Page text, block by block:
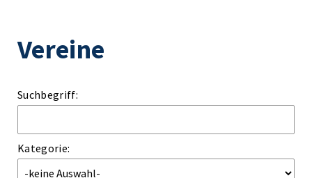
Vereine
Suchbegriff:
Kategorie: